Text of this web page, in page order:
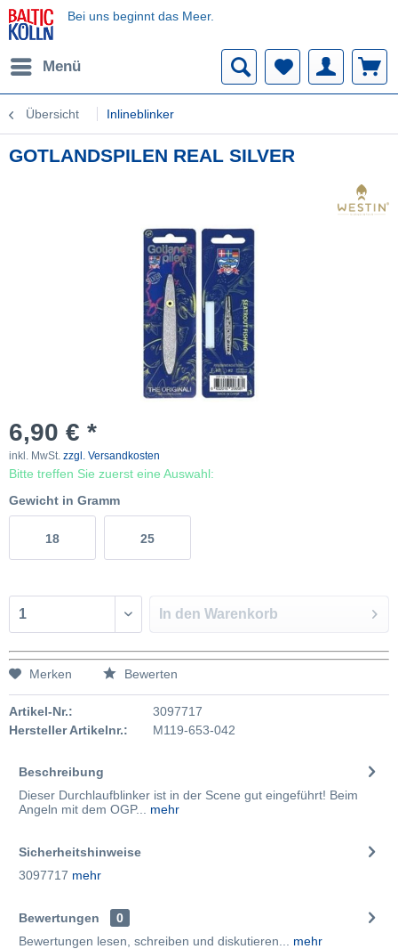
Bei uns beginnt das Meer.
Menü
Übersicht Inlineblinker
GOTLANDSPILEN REAL SILVER
6,90 € *
inkl. MwSt. zzgl. Versandkosten
Bitte treffen Sie zuerst eine Auswahl:
Gewicht in Gramm
18 25
In den Warenkorb
Merken Bewerten
Artikel-Nr.:
3097717
Hersteller Artikelnr.:
M119-653-042
Beschreibung
Dieser Durchlaufblinker ist in der Scene gut eingeführt! Beim
Angeln mit dem OGP...
mehr
Sicherheitshinweise
3097717 mehr
Bewertungen
0
Bewertungen lesen, schreiben und diskutieren...
mehr